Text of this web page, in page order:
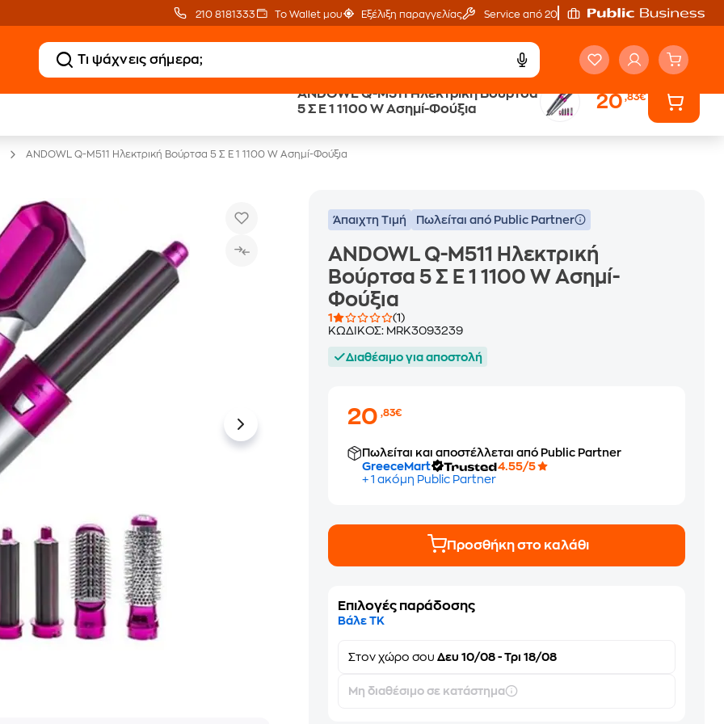
210 8181333 Το Wallet μου Εξέλιξη παραγγελίας Service από 20'
ANDOWL Q-M511 Ηλεκτρική Βούρτσα
5 Σ Ε 1 1100 W Ασημί-Φούξια
20,83€
Άτοκες Δόσεις Public επιστροφή €
ANDOWL Q-M511 Ηλεκτρική Βούρτσα 5 Σ Ε 1 1100 W Ασημί-Φούξια
Άπαιχτη Τιμή Πωλείται από Public Partner
ANDOWL Q-M511 Ηλεκτρική
Βούρτσα 5 Σ Ε 1 1100 W Ασημί-
Φούξια
1
(1)
ΚΩΔΙΚΟΣ: MRK3093239
Διαθέσιμο για αποστολή
20,83€
Πωλείται και αποστέλλεται από Public Partner
GreeceMart
4.55/5
+ 1 ακόμη Public Partner
Προσθήκη στο καλάθι
Επιλογές παράδοσης
Βάλε ΤΚ
Στονχώρο σου Δευ 10/08 - Τρι 18/08
Μη διαθέσιμο σε κατάστημα